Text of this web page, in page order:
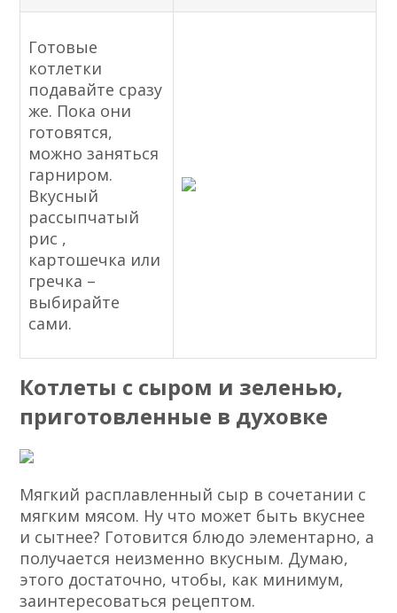
Готовые
котлетки
подавайте сразу
же. Пока они
готовятся,
можно заняться
гарниром.
Вкусный
рассыпчатый
рис ,
картошечка или
гречка –
выбирайте
сами.
Котлеты с сыром и зеленью,
приготовленные в духовке
Мягкий расплавленный сыр в сочетании с
мягким мясом. Ну что может быть вкуснее
и сытнее? Готовится блюдо элементарно, а
получается неизменно вкусным. Думаю,
этого достаточно, чтобы, как минимум,
заинтересоваться рецептом.